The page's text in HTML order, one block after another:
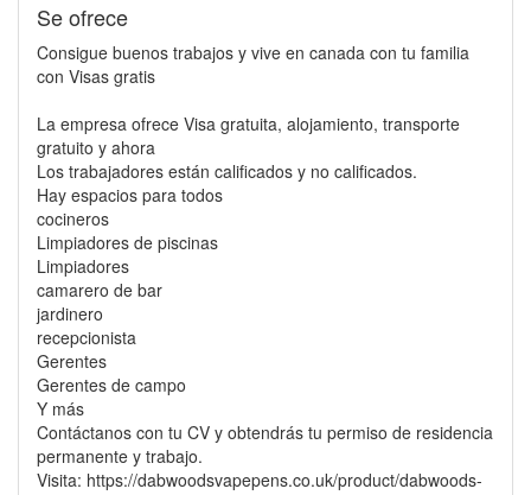
Se ofrece
Consigue buenos trabajos y vive en canada con tu familia
con Visas gratis
La empresa ofrece Visa gratuita, alojamiento, transporte
gratuito y ahora
Los trabajadores están calificados y no calificados.
Hay espacios para todos
cocineros
Limpiadores de piscinas
Limpiadores
camarero de bar
jardinero
recepcionista
Gerentes
Gerentes de campo
Y más
Contáctanos con tu CV y obtendrás tu permiso de residencia
permanente y trabajo.
Visita: https://dabwoodsvapepens.co.uk/product/dabwoods-